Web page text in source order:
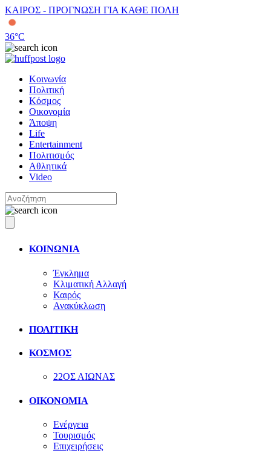
ΚΑΙΡΟΣ - ΠΡΟΓΝΩΣΗ ΓΙΑ ΚΑΘΕ ΠΟΛΗ
36°C
Κοινωνία
Πολιτική
Κόσμος
Οικονομία
Άποψη
Life
Entertainment
Πολιτισμός
Αθλητικά
Video
ΚΟΙΝΩΝΙΑ
Έγκλημα
Κλιματική Αλλαγή
Καιρός
Ανακύκλωση
ΠΟΛΙΤΙΚΗ
ΚΟΣΜΟΣ
22ΟΣ ΑΙΩΝΑΣ
ΟΙΚΟΝΟΜΙΑ
Ενέργεια
Τουρισμός
Επιχειρήσεις